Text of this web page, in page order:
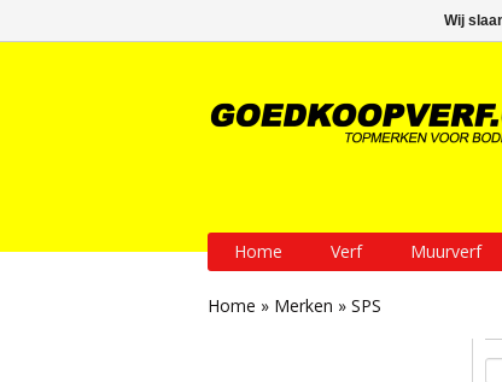
Home Verf Muurverf
Home » Merken » SPS
Wij